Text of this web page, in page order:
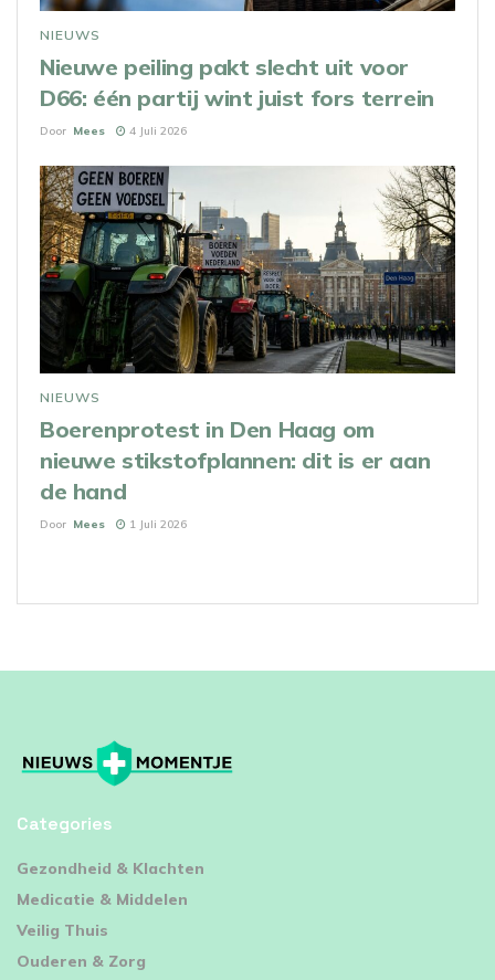
NIEUWS
Nieuwe peiling pakt slecht uit voor
D66: één partij wint juist fors terrein
Door Mees 4 Juli 2026
NIEUWS
Boerenprotest in Den Haag om
nieuwe stikstofplannen: dit is er aan
de hand
Door Mees 1 Juli 2026
Categories
⁠Gezondheid & Klachten
Medicatie & Middelen
Veilig Thuis
Ouderen & Zorg